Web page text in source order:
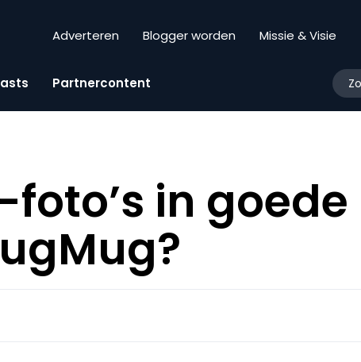
Adverteren Blogger worden Missie & Visie
Partnercontent
in goede